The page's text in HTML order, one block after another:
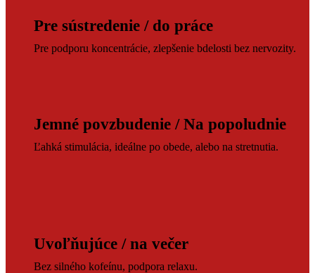
Pre sústredenie / do práce
Pre podporu koncentrácie, zlepšenie bdelosti bez nervozity.
Jemné povzbudenie / Na popoludnie
Ľahká stimulácia, ideálne po obede, alebo na stretnutia.
Uvoľňujúce / na večer
Bez silného kofeínu, podpora relaxu.